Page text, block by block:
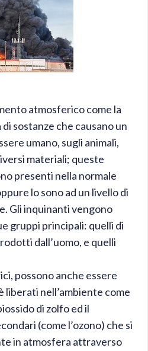
atmosferico come la
sostanze che causano un
umano, sugli animali,
materiali; queste
presenti nella normale
lo sono ad un livello di
Gli inquinanti vengono
gruppi principali: quelli di
dall’uomo, e quelli
possono anche essere
liberati nell’ambiente come
di zolfo ed il
(come l’ozono) che si
in atmosfera attraverso